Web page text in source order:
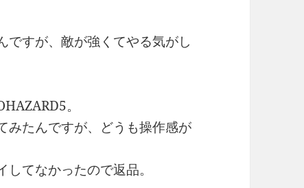
ですが、敵が強くてやる気がし
。
みたんですが、どうも操作感が
てなかったので返品。